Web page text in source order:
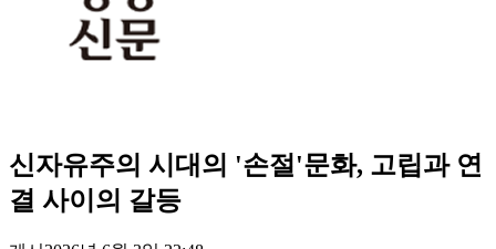
신자유주의 시대의 '손절'문화, 고립과 연
결 사이의 갈등